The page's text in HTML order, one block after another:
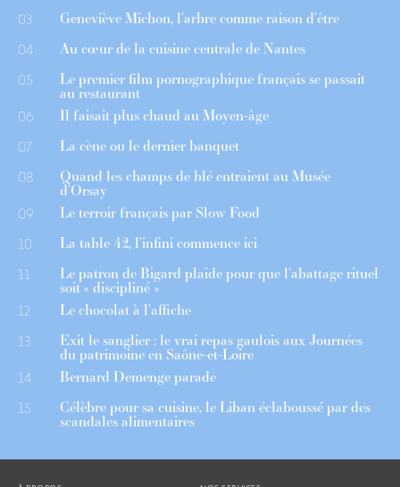
03 Geneviève Michon, l’arbre comme raison d’être
04 Au cœur de la cuisine centrale de Nantes
05 Le premier film pornographique français se passait
au restaurant
06 Il faisait plus chaud au Moyen-âge
07 La cène ou le dernier banquet
08 Quand les champs de blé entraient au Musée
d’Orsay
09 Le terroir français par Slow Food
10 La table 42, l’infini commence ici
11 Le patron de Bigard plaide pour que l’abattage rituel
soit « discipliné »
12 Le chocolat à l’affiche
13 Exit le sanglier : le vrai repas gaulois aux Journées
du patrimoine en Saône-et-Loire
14 Bernard Demenge parade
15 Célèbre pour sa cuisine, le Liban éclaboussé par des
scandales alimentaires